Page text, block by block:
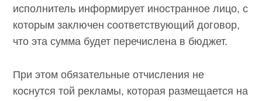
исполнитель информирует иностранное лицо, с
которым заключен соответствующий договор,
что эта сумма будет перечислена в бюджет.
При этом обязательные отчисления не
коснутся той рекламы, которая размещается на